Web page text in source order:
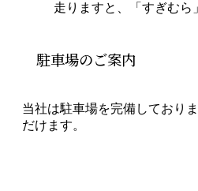
走りますと、「すぎむら
駐車場のご案内
当社は駐車場を完備しており
だけます。